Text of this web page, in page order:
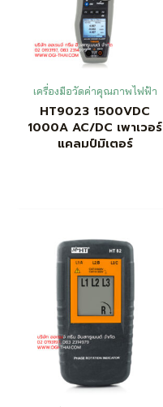
เครื่องมือวัดค่าคุณภาพไฟฟ้า
HT9023 1500VDC
1000A AC/DC เพาเวอร์
แคลมป์มิเตอร์